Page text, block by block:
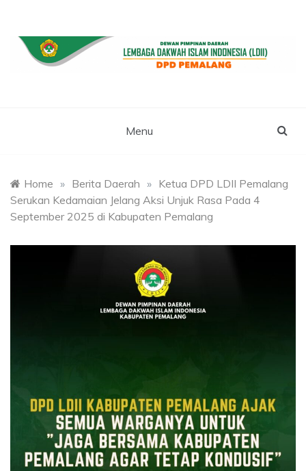
content
Menu
Home » Berita Daerah » Ketua DPD LDII Pemalang
Serukan Kedamaian Jelang Aksi Unjuk Rasa Pada 4
September 2025 di Kabupaten Pemalang